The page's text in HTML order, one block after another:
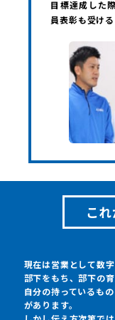
目標達成した
員表彰も受け
こ
現在は営業として数
部下をもち、部下の
自分の持っているも
があります。